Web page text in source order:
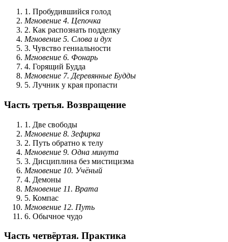
1. Пробудившийся голод
Мгновение 4. Цепочка
2. Как распознать подделку
Мгновение 5. Слова и дух
3. Чувство гениальности
Мгновение 6. Фонарь
4. Горящий Будда
Мгновение 7. Деревянные Будды
5. Лучник у края пропасти
Часть третья. Возвращение
1. Две свободы
Мгновение 8. Зефирка
2. Путь обратно к телу
Мгновение 9. Одна минута
3. Дисциплина без мистицизма
Мгновение 10. Учёный
4. Демоны
Мгновение 11. Врата
5. Компас
Мгновение 12. Путь
6. Обычное чудо
Часть четвёртая. Практика